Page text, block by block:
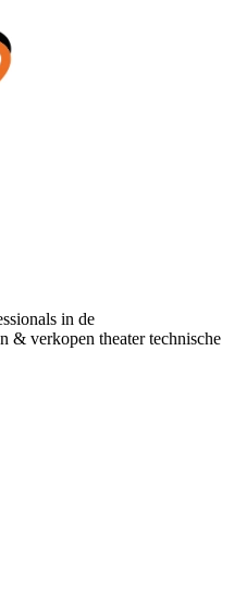
in de
& verkopen theater technische